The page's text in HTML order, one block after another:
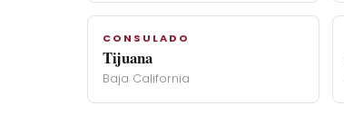
CONSULADO
Tijuana
Baja California